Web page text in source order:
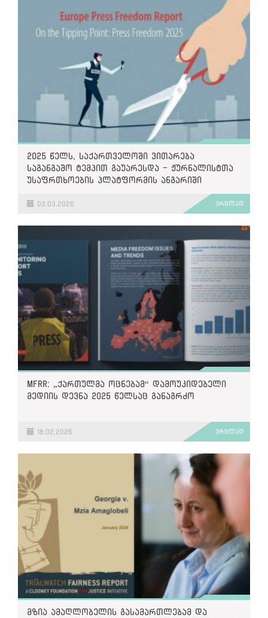
2025 წელს, საქართველოში ვითარება
საგანგაშო ტემპით გაუარესდა - ჟურნალისტთა
უსაფრთხოების პლატფორმის ანგარიში
03.03.2026 ვრცლად
MFRR: „ქართულმა ოცნებამ“ დამოუკიდებელი
მედიის დევნა 2025 წელსაც განაგრძო
18.02.2026 ვრცლად
მზია ამაღლობელის გასამართლებამ და